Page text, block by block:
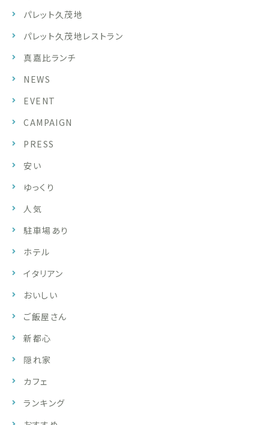
パレット久茂地
パレット久茂地レストラン
真嘉比ランチ
NEWS
EVENT
CAMPAIGN
PRESS
安い
ゆっくり
人気
駐車場あり
ホテル
イタリアン
おいしい
ご飯屋さん
新都心
隠れ家
カフェ
ランキング